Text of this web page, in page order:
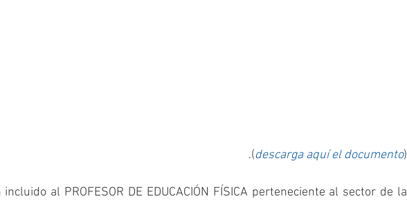
.(descarga aquí el documento)
al PROFESOR DE EDUCACIÓN FÍSICA perteneciente al sector de la